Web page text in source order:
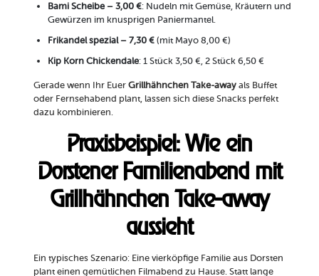
Bami Scheibe – 3,00 €: Nudeln mit Gemüse, Kräutern und
Gewürzen im knusprigen Paniermantel.
Frikandel spezial – 7,30 €(mit Mayo 8,00 €)
Kip Korn Chickendale: 1 Stück 3,50 €, 2 Stück 6,50 €
Gerade wenn Ihr Euer Grillhähnchen Take-awayals Buffet
oder Fernsehabend plant, lassen sich diese Snacks perfekt
dazu kombinieren.
Praxisbeispiel: Wie ein
Dorstener Familienabend mit
Grillhähnchen Take-away
aussieht
Ein typisches Szenario: Eine vierköpfige Familie aus Dorsten
plant einen gemütlichen Filmabend zu Hause. Statt lange